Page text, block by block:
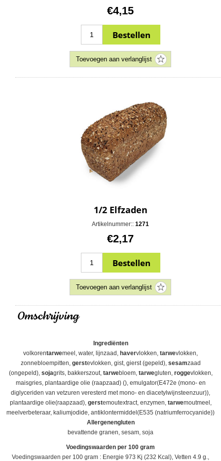
€4,15
1/2 Elfzaden
Artikelnummer:: 1271
€2,17
Omschrijving
Ingrediënten
volkorentarwemeel, water, lijnzaad, havervlokken, tarwevlokken,
zonnebloempitten, gerstevlokken, gist, gierst (gepeld), sesamzaad
(ongepeld), sojagrits, bakkerszout, tarwebloem, tarwegluten, roggevlokken,
maisgries, plantaardige olie (raapzaad) (), emulgator(E472e (mono- en
diglyceriden van vetzuren veresterd met mono- en diacetylwijnsteenzuur)),
plantaardige olie(raapzaad), gerstemoutextract, enzymen, tarwemoutmeel,
meelverbeteraar, kaliumjodide, antiklontermiddel(E535 (natriumferrocyanide))
Allergenengluten
bevattende granen, sesam, soja
Voedingswaarden per 100 gram
Voedingswaarden per 100 gram : Energie 973 Kj (232 Kcal), Vetten 4.9 g.,